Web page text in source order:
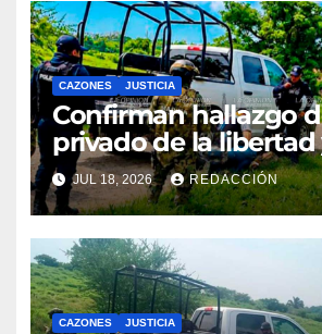
CAZONES JUSTICIA
Confirman hallazgo
privado de la libertad
huellas de violencia
JUL 18, 2026 REDACCIÓN
CAZONES JUSTICIA